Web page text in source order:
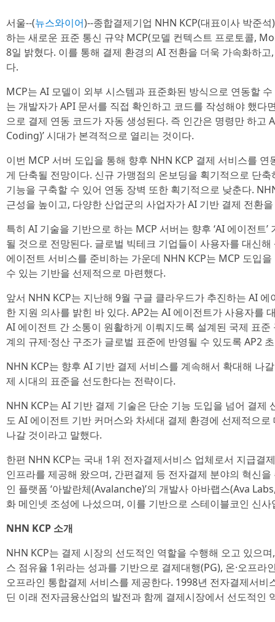
서울--(뉴스와이어)--종합결제기업 NHN KCP(대표이사 박준
하는 새로운 표준 통신 규약 MCP(모델 컨텍스트 프로토콜,
8일 밝혔다. 이를 통해 결제 환경의 AI 전환을 더욱 가속화하
다.
MCP는 AI 모델이 외부 시스템과 표준화된 방식으로 연동할
는 개발자가 API 문서를 직접 확인하고 코드를 작성해야 했다
으로 결제 연동 코드가 자동 생성된다. 즉 인간은 명령만 하고
Coding)’ 시대가 본격적으로 열리는 것이다.
이번 MCP 서버 도입을 통해 향후 NHN KCP 결제 서비스를
게 단축될 전망이다. 신규 가맹점의 온보딩을 획기적으로 단
기능을 구축할 수 있어 연동 장벽 또한 획기적으로 낮춘다.
근성을 높이고, 다양한 산업군의 사업자가 AI 기반 결제 전환
특히 AI 기술을 기반으로 하는 MCP 서버는 향후 ‘AI 에이전트
될 것으로 전망된다. 글로벌 빅테크 기업들이 사용자를 대신해
에이전트 서비스를 준비하는 가운데 NHN KCP는 MCP 도입
수 있는 기반을 선제적으로 마련했다.
앞서 NHN KCP는 지난해 9월 구글 클라우드가 추진하는 AI 에
한 지원 의사를 밝힌 바 있다. AP2는 AI 에이전트가 사용자를
AI 에이전트 간 소통이 원활하게 이뤄지도록 설계된 국제 표
계의 규제·정산 구조가 글로벌 표준에 반영될 수 있도록 AP2
NHN KCP는 향후 AI 기반 결제 서비스를 계속해서 확대해 나
제 시대의 표준을 선도한다는 전략이다.
NHN KCP는 AI 기반 결제 기술은 단순 기능 도입을 넘어 결제
도 AI 에이전트 기반 커머스와 차세대 결제 환경에 선제적으
나갈 것이라고 말했다.
한편 NHN KCP는 국내 1위 전자결제서비스 업체로서 지급결
인프라를 제공해 왔으며, 간편결제 등 전자결제 분야의 혁신
인 플랫폼 ‘아발란체(Avalanche)’의 개발사 아바랩스(Ava
화 메인넷 조성에 나섰으며, 이를 기반으로 스테이블코인 신
NHN KCP 소개
NHN KCP는 결제 시장의 선도적인 역할을 수행해 오고 있으
스 점유율 1위라는 성과를 기반으로 결제대행(PG), 온·오프라
오프라인 통합결제 서비스를 제공한다. 1998년 전자결제서
딘 이래 전자금융산업의 발전과 함께 결제시장에서 선도적인